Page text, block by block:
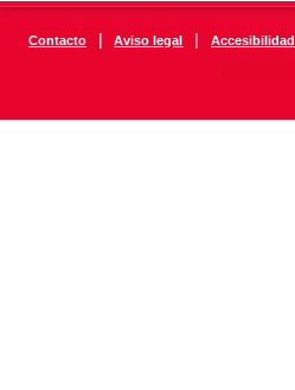
Contacto | Aviso legal | Accesibilidad